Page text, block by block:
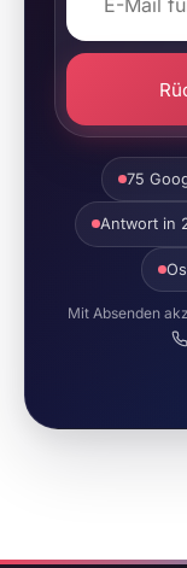
75
Antwort in
Mit Absenden